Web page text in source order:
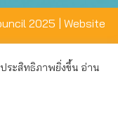
2025 | Website
ระสิทธิภาพยิ่งขึ้น อ่าน
ช้งานที่ดีให้แก่ท่าน คุณ